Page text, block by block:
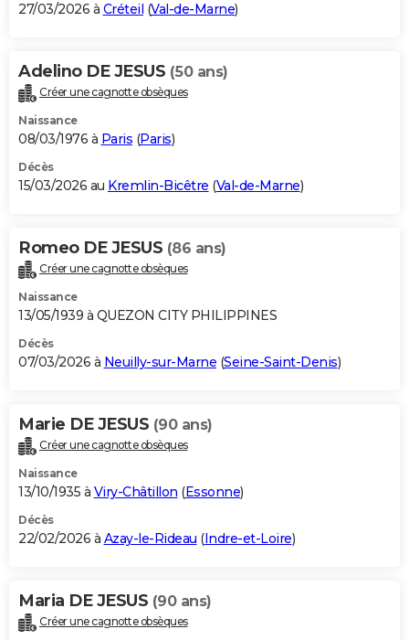
27/03/2026 à Créteil (Val-de-Marne)
Adelino DE JESUS (50 ans)
Créer une cagnotte obsèques
Naissance
08/03/1976 à Paris (Paris)
Décès
15/03/2026 au Kremlin-Bicêtre (Val-de-Marne)
Romeo DE JESUS (86 ans)
Créer une cagnotte obsèques
Naissance
13/05/1939 à QUEZON CITY PHILIPPINES
Décès
07/03/2026 à Neuilly-sur-Marne (Seine-Saint-Denis)
Marie DE JESUS (90 ans)
Créer une cagnotte obsèques
Naissance
13/10/1935 à Viry-Châtillon (Essonne)
Décès
22/02/2026 à Azay-le-Rideau (Indre-et-Loire)
Maria DE JESUS (90 ans)
Créer une cagnotte obsèques